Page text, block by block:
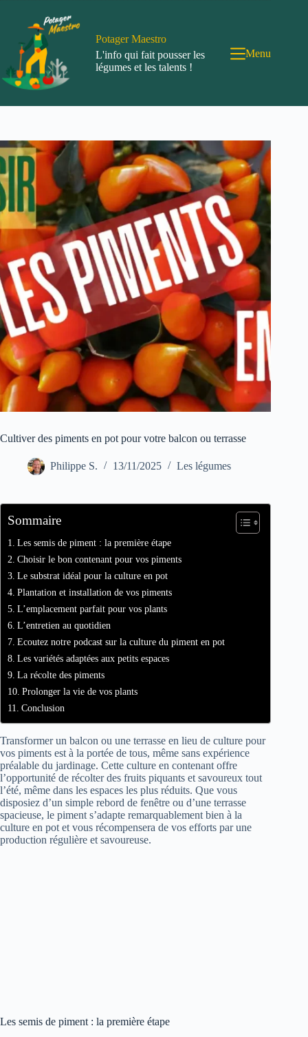
contenu
Potager Maestro
L'info qui fait pousser les
légumes et les talents !
Menu
Cultiver des piments en pot pour votre balcon ou terrasse
Philippe S. 13/11/2025 Les légumes
Sommaire
Les semis de piment : la première étape
Choisir le bon contenant pour vos piments
Le substrat idéal pour la culture en pot
Plantation et installation de vos piments
L’emplacement parfait pour vos plants
L’entretien au quotidien
Ecoutez notre podcast sur la culture du piment en pot
Les variétés adaptées aux petits espaces
La récolte des piments
Prolonger la vie de vos plants
Conclusion
Transformer un balcon ou une terrasse en lieu de culture pour
vos piments est à la portée de tous, même sans expérience
préalable du jardinage. Cette culture en contenant offre
l’opportunité de récolter des fruits piquants et savoureux tout
l’été, même dans les espaces les plus réduits. Que vous
disposiez d’un simple rebord de fenêtre ou d’une terrasse
spacieuse, le piment s’adapte remarquablement bien à la
culture en pot et vous récompensera de vos efforts par une
production régulière et savoureuse.
Les semis de piment : la première étape